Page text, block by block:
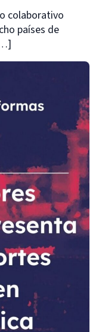
colaborativo
países de